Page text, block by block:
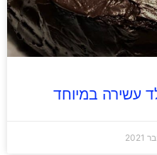
עשירה במיוחד